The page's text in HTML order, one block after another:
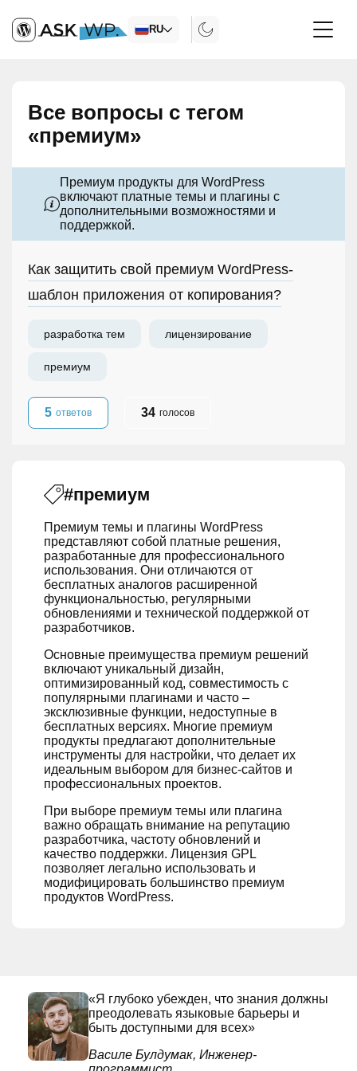
RU
Все вопросы с тегом
«премиум»
Премиум продукты для WordPress
включают платные темы и плагины с
дополнительными возможностями и
поддержкой.
Как защитить свой премиум WordPress-
шаблон приложения от копирования?
разработка тем лицензирование
премиум
5 ответов 34 голосов
#премиум
Премиум темы и плагины WordPress
представляют собой платные решения,
разработанные для профессионального
использования. Они отличаются от
бесплатных аналогов расширенной
функциональностью, регулярными
обновлениями и технической поддержкой от
разработчиков.
Основные преимущества премиум решений
включают уникальный дизайн,
оптимизированный код, совместимость с
популярными плагинами и часто –
эксклюзивные функции, недоступные в
бесплатных версиях. Многие премиум
продукты предлагают дополнительные
инструменты для настройки, что делает их
идеальным выбором для бизнес-сайтов и
профессиональных проектов.
При выборе премиум темы или плагина
важно обращать внимание на репутацию
разработчика, частоту обновлений и
качество поддержки. Лицензия GPL
позволяет легально использовать и
модифицировать большинство премиум
продуктов WordPress.
«Я глубоко убежден, что знания должны
преодолевать языковые барьеры и
быть доступными для всех»
Василе Булдумак, Инженер-